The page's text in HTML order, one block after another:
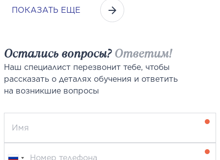
ПОКАЗАТЬ ЕЩЕ
Остались вопросы?Ответим!
Наш специалист перезвонит тебе, чтобы
рассказать о деталях обучения и ответить
на возникшие вопросы